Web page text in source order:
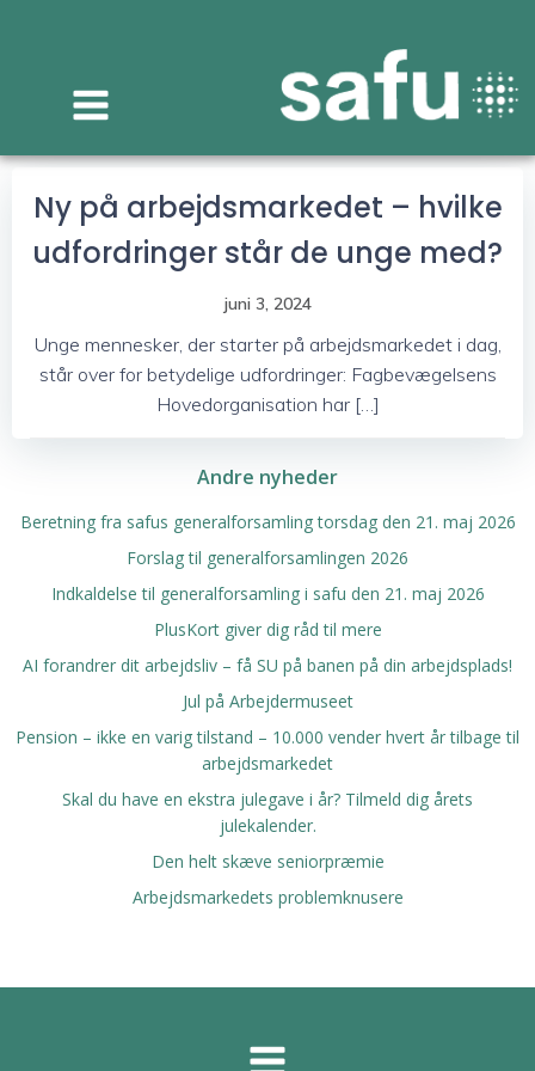
indhold
Ny på arbejdsmarkedet – hvilke
udfordringer står de unge med?
juni 3, 2024
Unge mennesker, der starter på arbejdsmarkedet i dag,
står over for betydelige udfordringer: Fagbevægelsens
Hovedorganisation har […]
Andre nyheder
Beretning fra safus generalforsamling torsdag den 21. maj 2026
Forslag til generalforsamlingen 2026
Indkaldelse til generalforsamling i safu den 21. maj 2026
PlusKort giver dig råd til mere
AI forandrer dit arbejdsliv – få SU på banen på din arbejdsplads!
Jul på Arbejdermuseet
Pension – ikke en varig tilstand – 10.000 vender hvert år tilbage til
arbejdsmarkedet
Skal du have en ekstra julegave i år? Tilmeld dig årets
julekalender.
Den helt skæve seniorpræmie
Arbejdsmarkedets problemknusere